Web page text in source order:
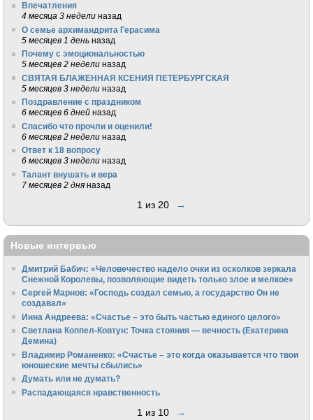
Впечатления
4 месяца 3 недели назад
О семье архимандрита Герасима
5 месяцев 1 день назад
Почему с эмоциональностью
5 месяцев 2 недели назад
СВЯТАЯ БЛАЖЕННАЯ КСЕНИЯ ПЕТЕРБУРГСКАЯ
5 месяцев 3 недели назад
Поздравление с праздником
6 месяцев 6 дней назад
Спасибо что прочли и оценили!
6 месяцев 2 недели назад
Ответ к 18 вопросу
6 месяцев 3 недели назад
Талант внушать и вера
7 месяцев 2 дня назад
1 из 20 →
Новые интервью
Дмитрий Бабич: «Человечество надело очки из осколков зеркала
Снежной Королевы, позволяющие видеть только злое и мелкое»
Сергей Марнов: «Господь создал семью, а государство Он не
создавал»
Инна Андреева: «Счастье – это быть частью единого целого»
Светлана Коппел-Ковтун: Точка стояния — вечность (Екатерина
Демина)
Владимир Романенко: «Счастье – это когда оказывается что твои
юношеские мечты сбылись»
Думать или не думать?
Распадающаяся нравственность
1 из 10 →